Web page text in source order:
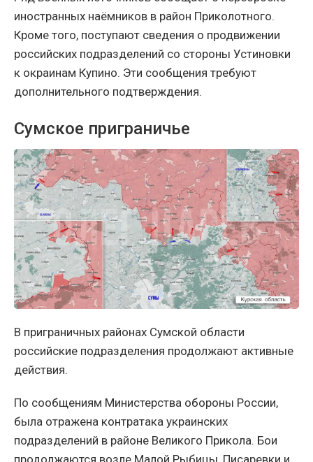
иностранных наёмников в район Приколотного.
Кроме того, поступают сведения о продвижении
российских подразделений со стороны Устиновки
к окраинам Купино. Эти сообщения требуют
дополнительного подтверждения.
Сумское приграничье
В приграничных районах Сумской области
российские подразделения продолжают активные
действия.
По сообщениям Министерства обороны России,
была отражена контратака украинских
подразделений в районе Великого Прикола. Бои